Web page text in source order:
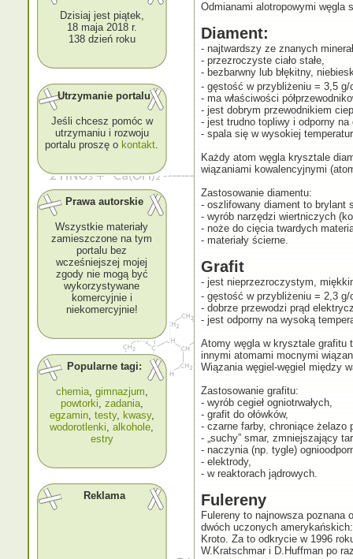
Dzisiaj jest piątek,
18 maja 2018 r.
138 dzień roku
Utrzymanie portalu
Jeśli chcesz pomóc w
utrzymaniu i rozwoju
portalu proszę o kontakt.
Prawa autorskie
Wszystkie materiały
zamieszczone na tym
portalu bez
wcześniejszej mojej
zgody nie mogą być
wykorzystywane
komercyjnie i
niekomercyjnie!
Popularne tagi:
chemia, gimnazjum,
powtorki, zadania,
egzamin, testy, kwasy,
wodorotlenki, alkohole,
estry
Reklama
Odmianami alotropowymi węgla
Diament:
- najtwardszy ze znanych
- przezroczyste ciało stałe,
- bezbarwny lub błękitny,
- gęstość w przybliżeniu = 3,5 g/
- ma właściwości
- jest dobrym przewodnikiem
- jest trudno topliwy i odporny na
- spala się w wysokiej
Każdy atom węgla krysztale
wiązaniami kowalencyjnymi
Zastosowanie diamentu:
- oszlifowany diament to brylant
- wyrób narzędzi wiertniczych
- noże do cięcia twardych
- materiały ścierne.
Grafit
- jest nieprzezroczystym,
- gęstość w przybliżeniu = 2,3 g/
- dobrze przewodzi prąd
- jest odporny na wysoką
Atomy węgla w krysztale grafitu
innymi atomami mocnymi
Wiązania węgiel-węgiel między
Zastosowanie grafitu:
- wyrób cegieł ogniotrwałych,
- grafit do ołówków,
- czarne farby, chroniące żelazo
- „suchy” smar, zmniejszający
- naczynia (np. tygle)
- elektrody,
- w reaktorach jądrowych.
Fulereny
Fulereny to najnowsza poznana
dwóch uczonych
Kroto. Za to odkrycie w 1996
W.Kratschmar i D.Huffman po